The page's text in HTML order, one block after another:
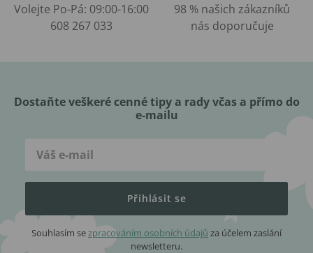
Volejte Po-Pá: 09:00-16:00
608 267 033
98 % našich zákazníků
nás doporučuje
Dostaňte veškeré cenné tipy a rady včas a přímo do
e-mailu
Přihlásit se
Souhlasím sezpracováním osobních údajů za účelem zaslání
newsletteru.